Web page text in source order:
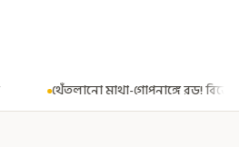
রড! বিজেপিশাসিত অসমে নাবালিকার